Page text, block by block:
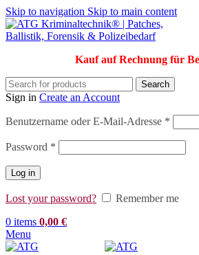
Skip to navigation Skip to main content
Kauf auf Rechnung für
Search
Sign in Create an Account
Benutzername oder E-Mail-Adresse *
Password *
Log in
Lost your password?
Remember me
0 items 0,00 €
Menu